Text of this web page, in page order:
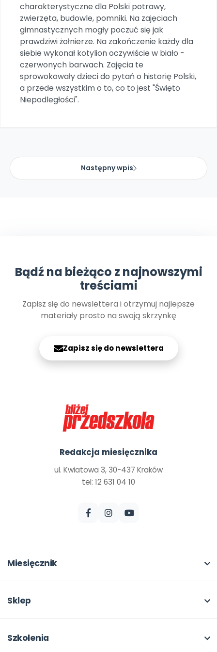
Archiwalne numery
Pomoc
Promocje
charakterystyczne dla Polski potrawy,
zwierzęta, budowle, pomniki. Na zajęciach
gimnastycznych mogły poczuć się jak
prawdziwi żołnierze. Na zakończenie każdy dla
siebie wykonał kotylion oczywiście w biało -
czerwonych barwach. Zajęcia te
sprowokowały dzieci do pytań o historię Polski,
a przede wszystkim o to, co to jest "Święto
Niepodległości".
Następny wpis
Bądź na bieżąco z najnowszymi
treściami
Zapisz się do newslettera i otrzymuj najlepsze
materiały prosto na swoją skrzynkę
Zapisz się do newslettera
Redakcja miesięcznika
ul. Kwiatowa 3, 30-437 Kraków
tel: 12 631 04 10
Miesięcznik
W numerze
Pomoce dydaktyczne
Sklep
Moje zakupy
Szkolenia